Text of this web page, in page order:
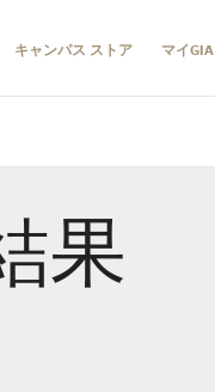
キャンパス ストア マイGIA
果